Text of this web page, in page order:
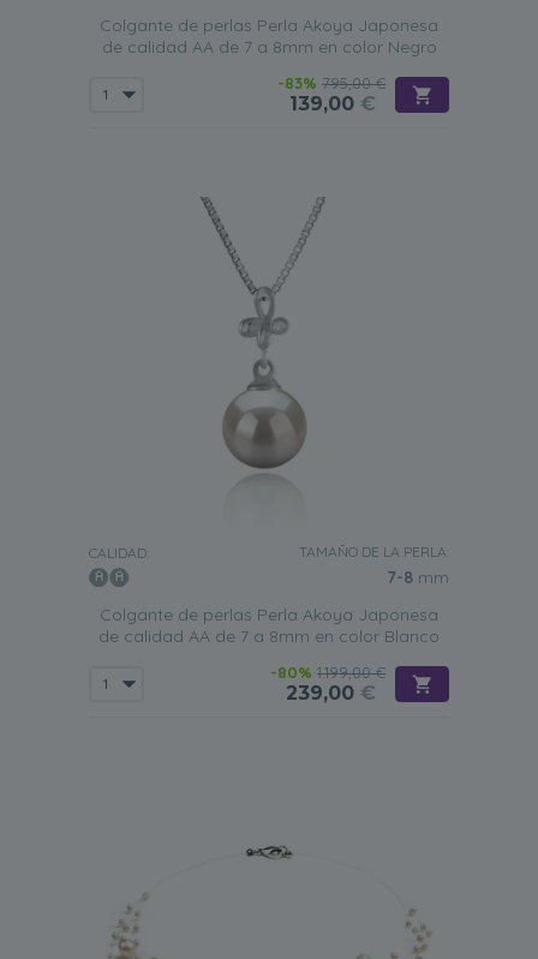
Colgante de perlas Perla Akoya Japonesa
de calidad AA de 7 a 8mm en color Negro
-83% 795,00 €
139,00 €
CALIDAD: TAMAÑO DE LA PERLA:
7-8 mm
Colgante de perlas Perla Akoya Japonesa
de calidad AA de 7 a 8mm en color Blanco
-80% 1.199,00 €
239,00 €